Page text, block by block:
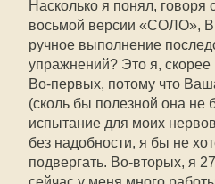
Насколько я понял, говоря
восьмой версии «СОЛО»,
ручное выполнение
упражнений? Это я, скорее
Во-первых, потому что
(сколь бы полезной она не
испытание для моих
без надобности, я бы не
подвергать. Во-вторых, я